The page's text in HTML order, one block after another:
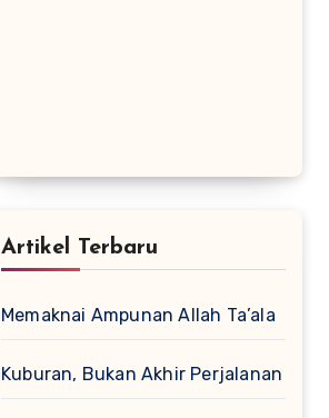
Artikel Terbaru
Memaknai Ampunan Allah Ta’ala
Kuburan, Bukan Akhir Perjalanan